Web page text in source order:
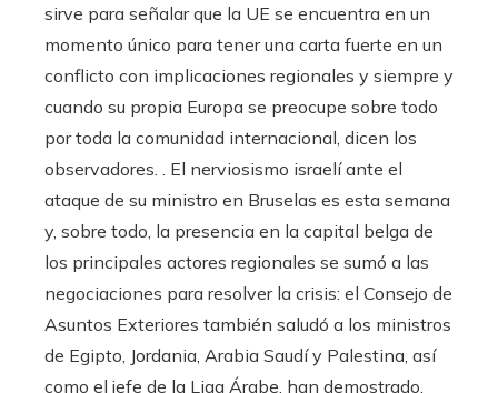
sirve para señalar que la UE se encuentra en un
momento único para tener una carta fuerte en un
conflicto con implicaciones regionales y siempre y
cuando su propia Europa se preocupe sobre todo
por toda la comunidad internacional, dicen los
observadores. . El nerviosismo israelí ante el
ataque de su ministro en Bruselas es esta semana
y, sobre todo, la presencia en la capital belga de
los principales actores regionales se sumó a las
negociaciones para resolver la crisis: el Consejo de
Asuntos Exteriores también saludó a los ministros
de Egipto, Jordania, Arabia Saudí y Palestina, así
como el jefe de la Liga Árabe, han demostrado,